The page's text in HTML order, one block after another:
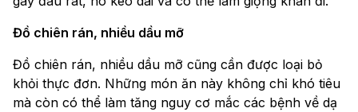
Đồ chiên rán, nhiều dầu mỡ
Đồ chiên rán, nhiều dầu mỡ cũng cần được loại bỏ
khỏi thực đơn. Những món ăn này không chỉ khó tiêu
mà còn có thể làm tăng nguy cơ mắc các bệnh về dạ